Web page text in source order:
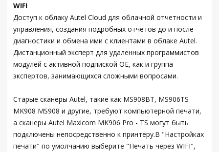
WIFI
Доступ к облаку Autel Cloud для облачной отчетности и
управления, создания подробных отчетов до и после
диагностики и обмена ими с клиентами в облаке Autel.
Дистанционный эксперт для удаленных программистов
модулей с активной подпиской OE, как и группа
экспертов, занимающихся сложными вопросами.
Старые сканеры Autel, такие как MS908BT, MS906TS
MK908 MS908 и другие, требуют компьютерной печати,
а сканеры Autel Maxicom MK906 Pro - TS могут быть
подключены непосредственно к принтеру.В "Настройках
печати" по умолчанию выберите "Печать через WIFI",